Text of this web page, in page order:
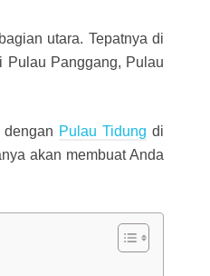
utara. Tepatnya di
Pulau Panggang, Pulau
Pulau Tidung di
akan membuat Anda